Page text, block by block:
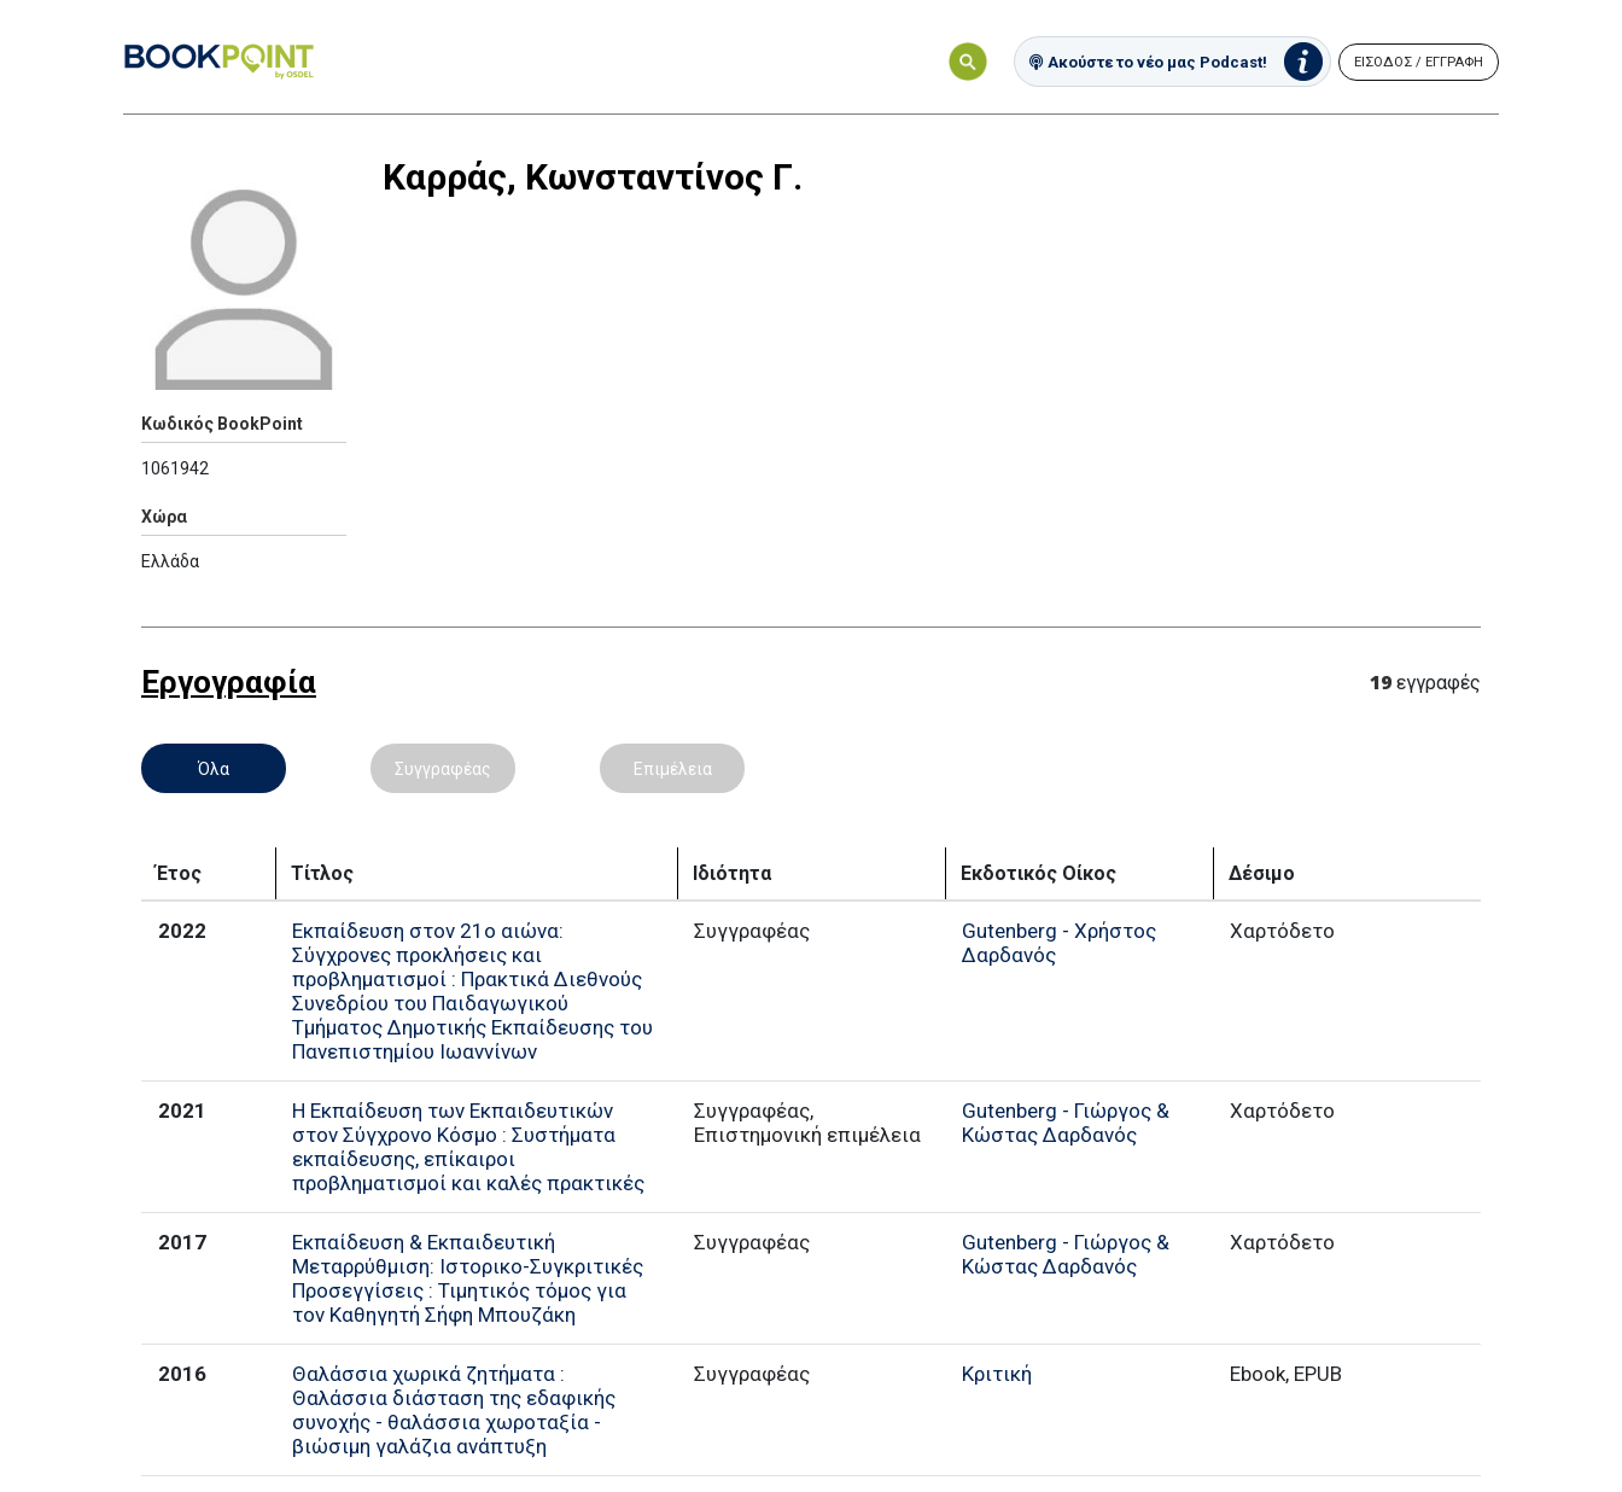
Ακούστε το νέο μας Podcast! ΕΙΣΟΔΟΣ / ΕΓΓΡΑΦΗ
Κωδικός BookPoint
1061942
Χώρα
Ελλάδα
Καρράς, Κωνσταντίνος Γ.
Εργογραφία 19 εγγραφές
Όλα Συγγραφέας Επιμέλεια
Έτος Τίτλος Ιδιότητα Εκδοτικός Οίκος Δέσιμο
2022
Εκπαίδευση στον 21ο αιώνα:
Σύγχρονες προκλήσεις και
προβληματισμοί : Πρακτικά Διεθνούς
Συνεδρίου του Παιδαγωγικού
Τμήματος Δημοτικής Εκπαίδευσης του
Πανεπιστημίου Ιωαννίνων
Συγγραφέας
Gutenberg - Χρήστος
Δαρδανός
Χαρτόδετο
2021
Η Εκπαίδευση των Εκπαιδευτικών
στον Σύγχρονο Κόσμο : Συστήματα
εκπαίδευσης, επίκαιροι
προβληματισμοί και καλές πρακτικές
Συγγραφέας,
Επιστημονική επιμέλεια
Gutenberg - Γιώργος &
Κώστας Δαρδανός
Χαρτόδετο
2017
Εκπαίδευση & Εκπαιδευτική
Μεταρρύθμιση: Ιστορικο-Συγκριτικές
Προσεγγίσεις : Τιμητικός τόμος για
τον Καθηγητή Σήφη Μπουζάκη
Συγγραφέας
Gutenberg - Γιώργος &
Κώστας Δαρδανός
Χαρτόδετο
2016
Θαλάσσια χωρικά ζητήματα :
Θαλάσσια διάσταση της εδαφικής
συνοχής - θαλάσσια χωροταξία -
βιώσιμη γαλάζια ανάπτυξη
Συγγραφέας Κριτική Ebook, EPUB